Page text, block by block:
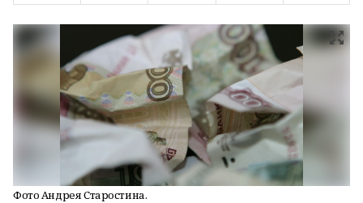
Фото Андрея Старостина.